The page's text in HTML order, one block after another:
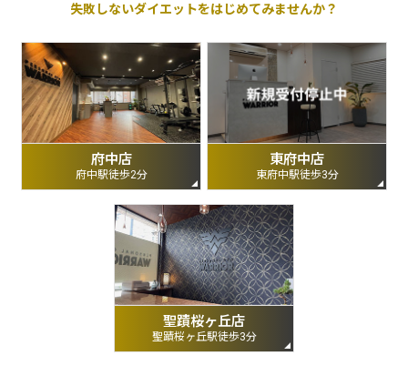
失敗しないダイエットをはじめてみませんか？
府中店
府中駅徒歩2分
東府中店
東府中駅徒歩3分
聖蹟桜ヶ丘店
聖蹟桜ヶ丘駅徒歩3分